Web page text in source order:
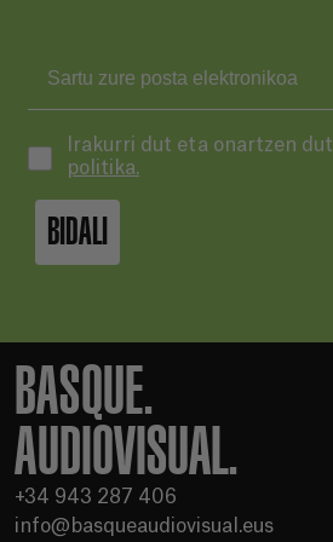
Irakurri dut eta onartzen dut
politika.
BIDALI
BASQUE.
AUDIOVISUAL.
+34 943 287 406
info@basqueaudiovisual.eus